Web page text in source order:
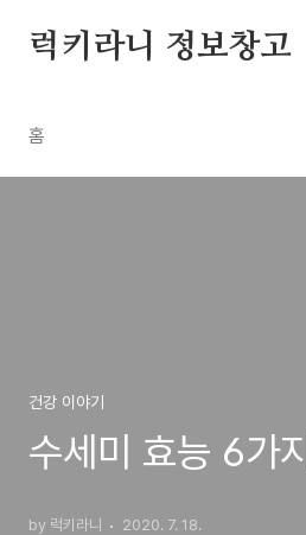
럭키라니 정보창고
홈
건강 이야기
수세미 효능 6가
by 럭키라니 2020. 7. 18.